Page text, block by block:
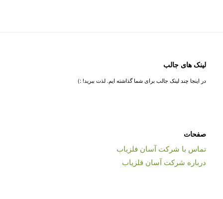
لینک های جالب
در اینجا چند لینک جالب برای شما گذاشته ایم. لذت ببرید! :)
صفحات
تماس با شرکت آسان فلزیاب
درباره شرکت آسان فلزیاب